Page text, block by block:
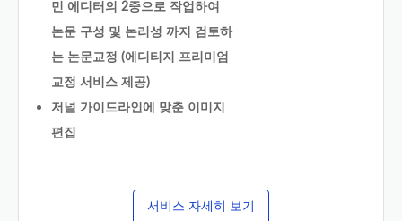
민 에디터의 2중으로 작업하여
논문 구성 및 논리성 까지 검토하
는 논문교정 (에디티지 프리미엄
교정 서비스 제공)
저널 가이드라인에 맞춘 이미지
편집
서비스 자세히 보기